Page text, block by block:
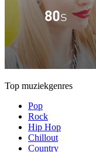
Top muziekgenres
Pop
Rock
Hip Hop
Chillout
Country